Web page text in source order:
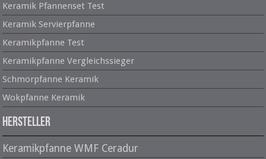
Keramik Pfannenset Test
Keramik Servierpfanne
Keramikpfanne Test
Keramikpfanne Vergleichssieger
Schmorpfanne Keramik
Wokpfanne Keramik
Hersteller
Keramikpfanne WMF Ceradur